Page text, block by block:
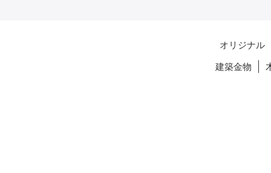
オリジナル
建築金物